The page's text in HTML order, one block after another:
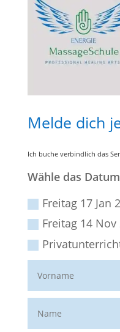
Melde dich
Ich buche verbindlich das
Wähle das Datum
Freitag 17 Jan
Freitag 14